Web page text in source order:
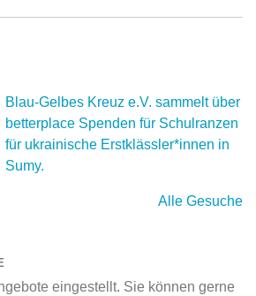
Blau-Gelbes Kreuz e.V. sammelt über
betterplace Spenden für Schulranzen
für ukrainische Erstklässler*innen in
Sumy.
Alle Gesuche
eingestellt. Sie können gerne